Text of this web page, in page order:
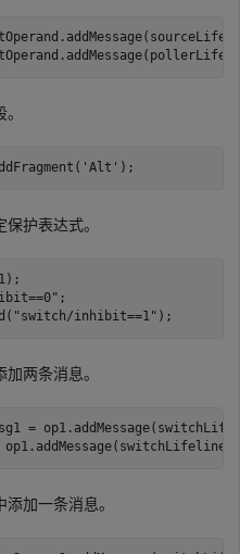
'Alt' );
护表达式。
;
"switch/inhibit==1" );
两条消息。
=
op1.addMessage(switchLifeline,
加一条消息。